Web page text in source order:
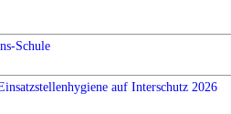
Schule
auf Interschutz 2026